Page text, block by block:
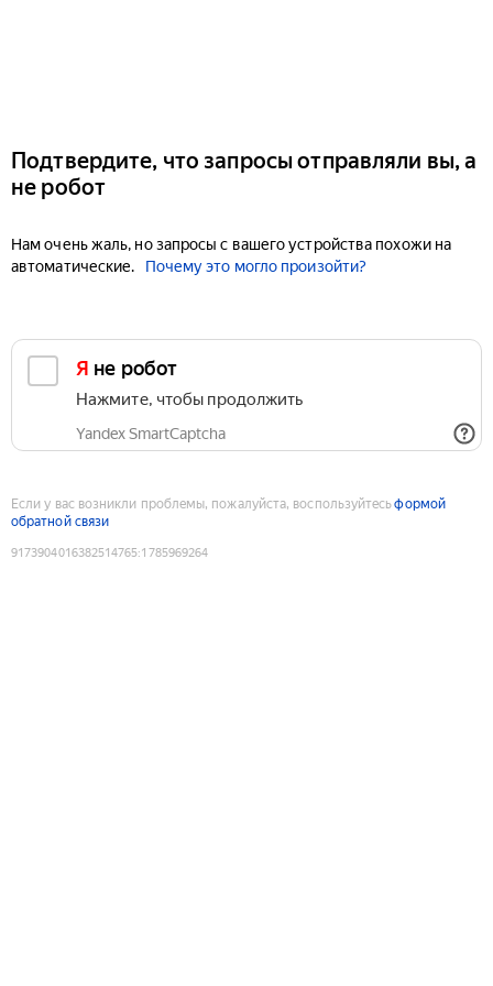
Подтвердите, что запросы отправляли вы, а
не робот
Нам очень жаль, но запросы с вашего устройства похожи на
автоматические.
Почему это могло произойти?
Я не робот
Нажмите, чтобы продолжить
Yandex SmartCaptcha
Если у вас возникли проблемы, пожалуйста, воспользуйтесьформой
обратной связи
9173904016382514765:1785969264